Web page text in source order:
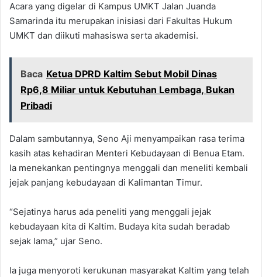
Acara yang digelar di Kampus UMKT Jalan Juanda
Samarinda itu merupakan inisiasi dari Fakultas Hukum
UMKT dan diikuti mahasiswa serta akademisi.
Baca Ketua DPRD Kaltim Sebut Mobil Dinas
Rp6,8 Miliar untuk Kebutuhan Lembaga, Bukan
Pribadi
Dalam sambutannya, Seno Aji menyampaikan rasa terima
kasih atas kehadiran Menteri Kebudayaan di Benua Etam.
Ia menekankan pentingnya menggali dan meneliti kembali
jejak panjang kebudayaan di Kalimantan Timur.
“Sejatinya harus ada peneliti yang menggali jejak
kebudayaan kita di Kaltim. Budaya kita sudah beradab
sejak lama,” ujar Seno.
Ia juga menyoroti kerukunan masyarakat Kaltim yang telah